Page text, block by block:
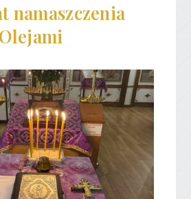
namaszczenia